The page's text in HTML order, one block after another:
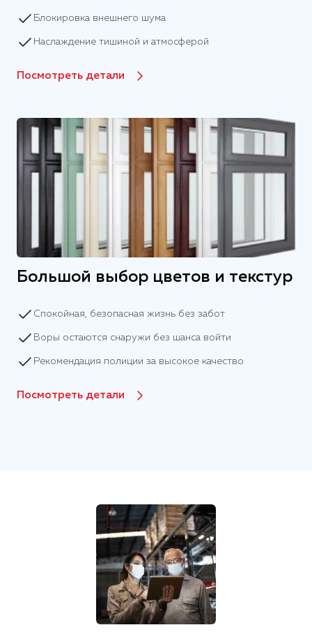
Блокировка внешнего шума
Наслаждение тишиной и атмосферой
Посмотреть детали
Большой выбор цветов и текстур
Спокойная, безопасная жизнь без забот
Воры остаются снаружи без шанса войти
Рекомендация полиции за высокое качество
Посмотреть детали